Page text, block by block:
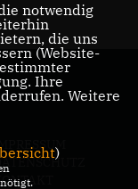
notwendig
die uns
(Website-
Ihre
Weitere
)